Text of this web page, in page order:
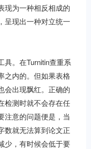
现为一种相反相成的
呈现出一种对立统一
具。在Turnitin查重系
之内的。但如果表格
会出现飘红。正确的
检测时就不会存在任
注意的问题便是，当
数就无法算到论文正
少，有时候会低于要